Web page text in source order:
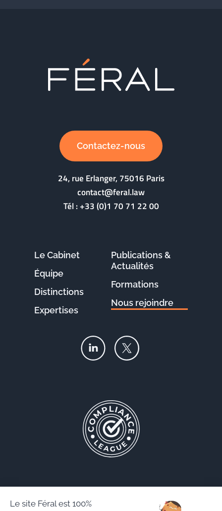
Contactez-nous
24, rue Erlanger, 75016 Paris
contact@feral.law
Tél :+33 (0)1 70 71 22 00
Le Cabinet
Équipe
Distinctions
Expertises
Publications &
Actualités
Formations
Nous rejoindre
Le site Féral est 100%